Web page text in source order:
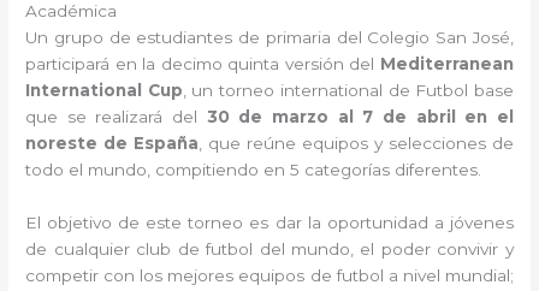
Académica
Un grupo de estudiantes de primaria del Colegio San José,
participará en la decimo quinta versión del Mediterranean
International Cup, un torneo international de Futbol base
que se realizará del 30 de marzo al 7 de abril en el
noreste de España, que reúne equipos y selecciones de
todo el mundo, compitiendo en 5 categorías diferentes.
El objetivo de este torneo es dar la oportunidad a jóvenes
de cualquier club de futbol del mundo, el poder convivir y
competir con los mejores equipos de futbol a nivel mundial;